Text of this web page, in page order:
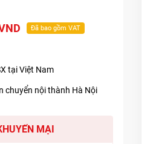
Đã bao gồm VAT
tại Việt Nam
chuyển nội thành Hà Nội
MẠI